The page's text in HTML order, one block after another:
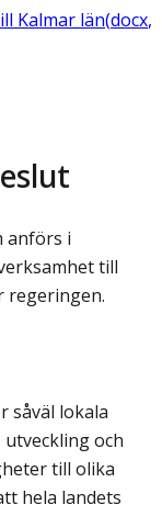
Kalmar län(docx,
anförs i
till
regeringen.
såväl lokala
och
till olika
hela landets